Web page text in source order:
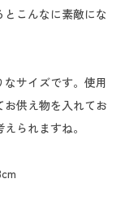
こんなに素敵にな
サイズです。使用
供え物を入れてお
られますね。